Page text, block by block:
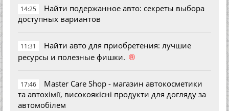
14:25
Найти подержанное авто: секреты выбора
доступных вариантов
11:31
Найти авто для приобретения: лучшие
ресурсы и полезные фишки. ®
17:46
Master Care Shop - магазин автокосметики
та автохімії, високоякісні продукти для догляду за
автомобілем